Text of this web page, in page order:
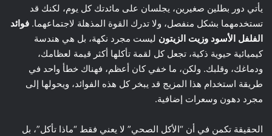
يأتي دور بطلين صغيرين، يجلسان على مائدتك كل يوم، لكنك قد
تستخدمهما بشكل منفصل، ولا تدرك القوة المذهلة لاجتماعهما. فوائد
الفلفل الأسود وزيت الزيتون ليست مجرد نكهة، بل هي هندسة
كيميائية حيوية ذكية، تجعل كل لقمة تأكلها أكثر قيمة لعظامك،
ودماغك، وقلبك. ولكن، ما خفي كان أعظم، فهناك خطأ واحد في
طريقة استخدام هذا المزيج قد يبخر كل هذه الفوائد، ويحولها إلى
مجرد دهون وسعرات إضافية.
الحقيقة تكمن في أن “الأكل الصحي” لا يعني فقط “ماذا تأكل”، بل